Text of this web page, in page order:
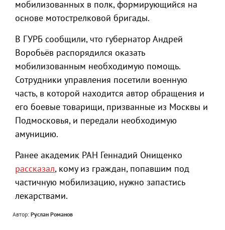
мобилизованных в полк, формирующийся на
основе мотострелковой бригады.
В ГУРБ сообщили, что губернатор Андрей
Воробьёв распорядился оказать
мобилизованным необходимую помощь.
Сотрудники управления посетили военную
часть, в которой находится автор обращения и
его боевые товарищи, призванные из Москвы и
Подмосковья, и передали необходимую
амуницию.
Ранее академик РАН Геннадий Онищенко
рассказал, кому из граждан, попавшим под
частичную мобилизацию, нужно запастись
лекарствами.
Автор: Руслан Романов